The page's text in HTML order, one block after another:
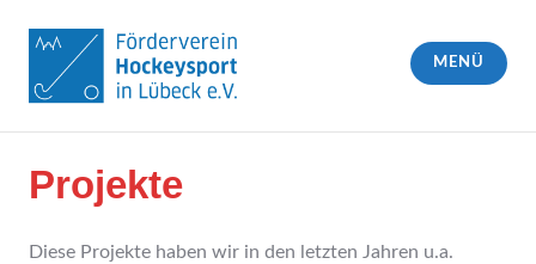
Inhalt
springen
Förderverein Hockeysport in Lübeck e.V.
MENÜ
Projekte
Diese Projekte haben wir in den letzten Jahren u.a.